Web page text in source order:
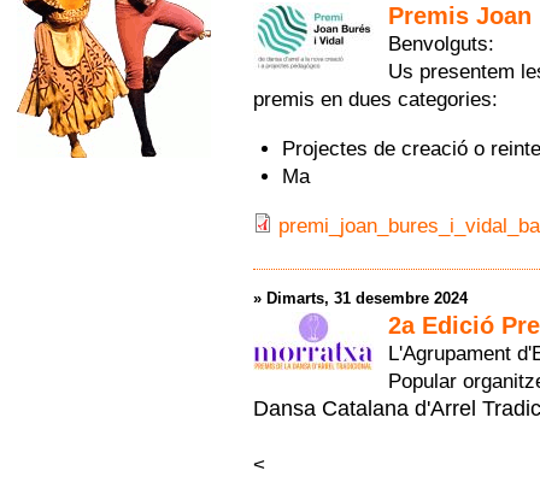
Premis
Benvolguts:
Us presentem
premis en dues categories:
Projectes de creació o
Ma
» Dimarts, 31 desembre 2024
2a Edició
L'Agrupament
Popular
Dansa Catalana d'Arrel
<